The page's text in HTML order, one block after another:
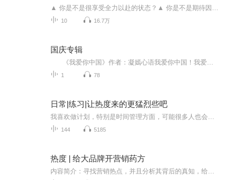
10 16.7万
国庆专辑
1 78
日常|练习|让热度来的更猛烈些吧
144 5185
热度 | 给大品牌开营销药方